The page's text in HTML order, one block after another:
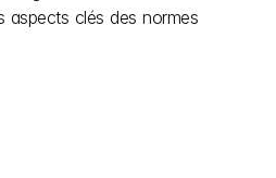
aspects clés des normes